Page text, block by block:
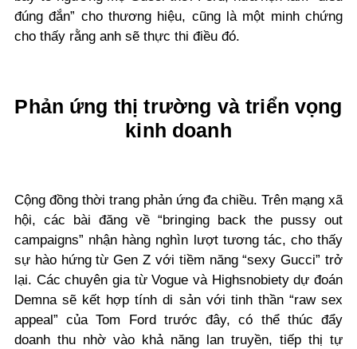
đúng đắn” cho thương hiệu, cũng là một minh chứng
cho thấy rằng anh sẽ thực thi điều đó.
Phản ứng thị trường và triển vọng
kinh doanh
Cộng đồng thời trang phản ứng đa chiều. Trên mạng xã
hội, các bài đăng về “bringing back the pussy out
campaigns” nhận hàng nghìn lượt tương tác, cho thấy
sự hào hứng từ Gen Z với tiềm năng “sexy Gucci” trở
lại. Các chuyên gia từ Vogue và Highsnobiety dự đoán
Demna sẽ kết hợp tính di sản với tinh thần “raw sex
appeal” của Tom Ford trước đây, có thể thúc đẩy
doanh thu nhờ vào khả năng lan truyền, tiếp thị tự